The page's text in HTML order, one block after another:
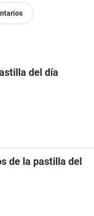
del día
de la pastilla del